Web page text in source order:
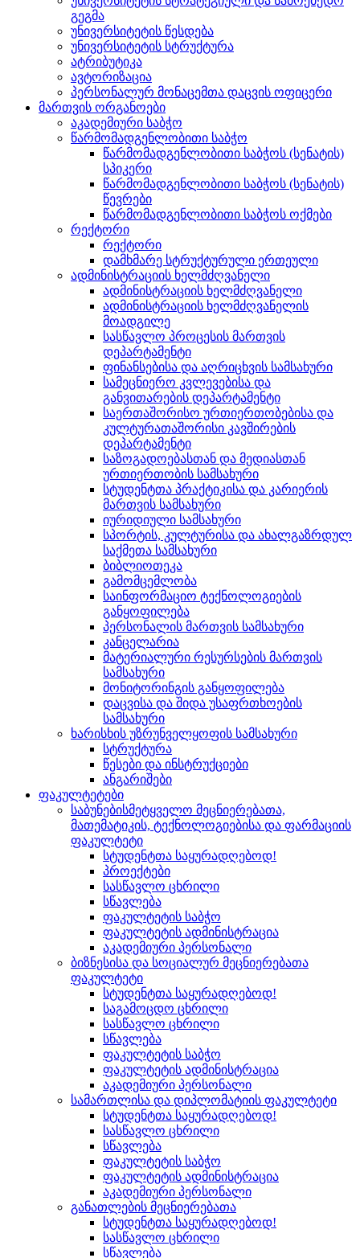
გეგმა
უნივერსიტეტის წესდება
უნივერსიტეტის სტრუქტურა
ატრიბუტიკა
ავტორიზაცია
პერსონალურ მონაცემთა დაცვის ოფიცერი
მართვის ორგანოები
აკადემიური საბჭო
წარმომადგენლობითი საბჭო
წარმომადგენლობითი საბჭოს (სენატის)
სპიკერი
წარმომადგენლობითი საბჭოს (სენატის)
წევრები
წარმომადგენლობითი საბჭოს ოქმები
რექტორი
რექტორი
დამხმარე სტრუქტურული ერთეული
ადმინისტრაციის ხელმძღვანელი
ადმინისტრაციის ხელმძღვანელი
ადმინისტრაციის ხელმძღვანელის
მოადგილე
სასწავლო პროცესის მართვის
დეპარტამენტი
ფინანსებისა და აღრიცხვის სამსახური
სამეცნიერო კვლევებისა და
განვითარების დეპარტამენტი
საერთაშორისო ურთიერთობებისა და
კულტურათაშორისი კავშირების
დეპარტამენტი
საზოგადოებასთან და მედიასთან
ურთიერთობის სამსახური
სტუდენტთა პრაქტიკისა და კარიერის
მართვის სამსახური
იურიდიული სამსახური
სპორტის, კულტურისა და ახალგაზრდულ
საქმეთა სამსახური
ბიბლიოთეკა
გამომცემლობა
საინფორმაციო ტექნოლოგიების
განყოფილება
პერსონალის მართვის სამსახური
კანცელარია
მატერიალური რესურსების მართვის
სამსახური
მონიტორინგის განყოფილება
დაცვისა და შიდა უსაფრთხოების
სამსახური
ხარისხის უზრუნველყოფის სამსახური
სტრუქტურა
წესები და ინსტრუქციები
ანგარიშები
ფაკულტეტები
საბუნებისმეტყველო მეცნიერებათა,
მათემატიკის, ტექნოლოგიებისა და ფარმაციის
ფაკულტეტი
სტუდენტთა საყურადღებოდ!
პროექტები
სასწავლო ცხრილი
სწავლება
ფაკულტეტის საბჭო
ფაკულტეტის ადმინისტრაცია
აკადემიური პერსონალი
ბიზნესისა და სოციალურ მეცნიერებათა
ფაკულტეტი
სტუდენტთა საყურადღებოდ!
საგამოცდო ცხრილი
სასწავლო ცხრილი
სწავლება
ფაკულტეტის საბჭო
ფაკულტეტის ადმინისტრაცია
აკადემიური პერსონალი
სამართლისა და დიპლომატიის ფაკულტეტი
სტუდენტთა საყურადღებოდ!
სასწავლო ცხრილი
სწავლება
ფაკულტეტის საბჭო
ფაკულტეტის ადმინისტრაცია
აკადემიური პერსონალი
განათლების მეცნიერებათა
სტუდენტთა საყურადღებოდ!
სასწავლო ცხრილი
სწავლება